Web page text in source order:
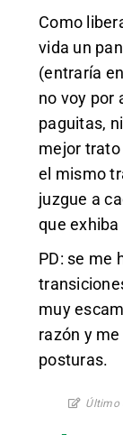
Como
vida un
(entraría
no voy por
paguitas,
mejor trato
el mismo
juzgue a
que
PD: se me
muy
razón y
posturas.
Último